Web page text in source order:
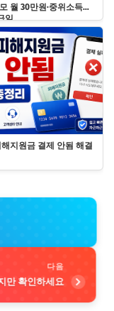
월 30만원·중위소득
일
지원금 결제 안됨 해결
다음
만 확인하세요